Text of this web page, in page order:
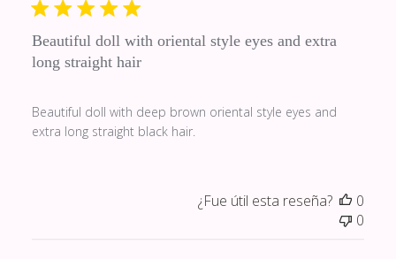
Beautiful doll with oriental style eyes and extra
long straight hair
Beautiful doll with deep brown oriental style eyes and
extra long straight black hair.
¿Fue útil esta reseña?
0
0